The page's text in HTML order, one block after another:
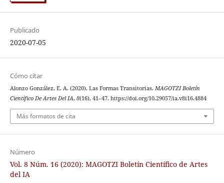
Publicado
2020-07-05
Cómo citar
Alonzo González, E. A. (2020). Las Formas Transitorias. MAGOTZI Boletín
Científico De Artes Del IA, 8(16), 41–47. https://doi.org/10.29057/ia.v8i16.4884
Más formatos de cita
Número
Vol. 8 Núm. 16 (2020): MAGOTZI Boletín Científico de Artes
del IA